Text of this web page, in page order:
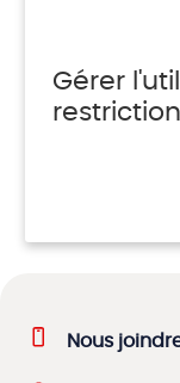
Gérer
Nous